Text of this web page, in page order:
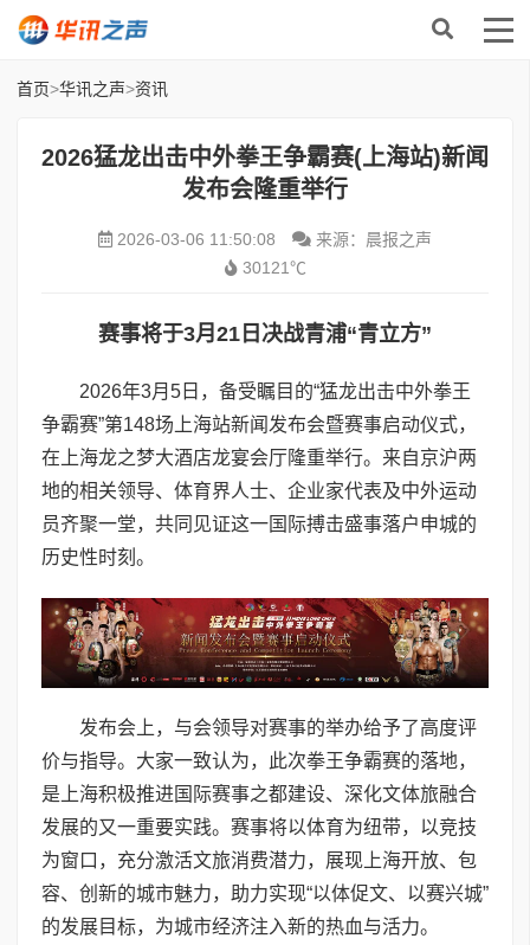
首页>华讯之声>资讯
2026猛龙出击中外拳王争霸赛(上海站)新闻
发布会隆重举行
2026-03-06 11:50:08
来源：晨报之声
30121℃
赛事将于3月21日决战青浦“青立方”
2026年3月5日，备受瞩目的“猛龙出击中外拳王
争霸赛”第148场上海站新闻发布会暨赛事启动仪式，
在上海龙之梦大酒店龙宴会厅隆重举行。来自京沪两
地的相关领导、体育界人士、企业家代表及中外运动
员齐聚一堂，共同见证这一国际搏击盛事落户申城的
历史性时刻。
发布会上，与会领导对赛事的举办给予了高度评
价与指导。大家一致认为，此次拳王争霸赛的落地，
是上海积极推进国际赛事之都建设、深化文体旅融合
发展的又一重要实践。赛事将以体育为纽带，以竞技
为窗口，充分激活文旅消费潜力，展现上海开放、包
容、创新的城市魅力，助力实现“以体促文、以赛兴城”
的发展目标，为城市经济注入新的热血与活力。